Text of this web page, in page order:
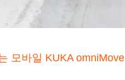
모바일 KUKA omniMove